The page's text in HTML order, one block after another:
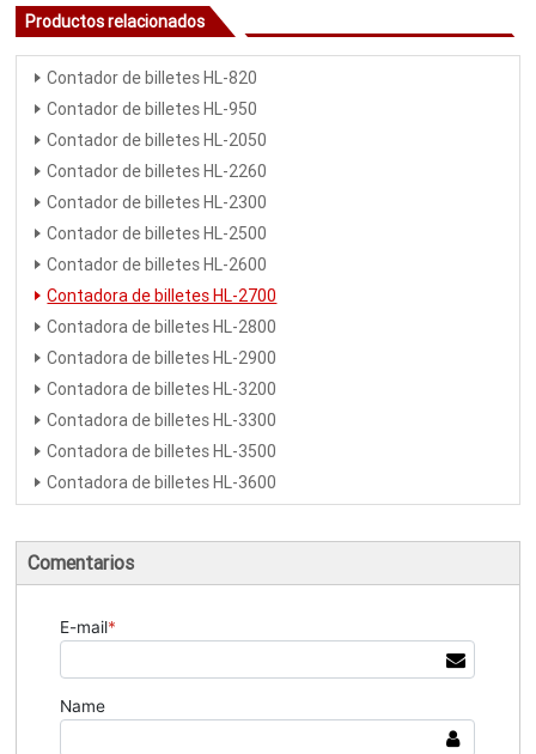
Productos relacionados
Contador de billetes HL-820
Contador de billetes HL-950
Contador de billetes HL-2050
Contador de billetes HL-2260
Contador de billetes HL-2300
Contador de billetes HL-2500
Contador de billetes HL-2600
Contadora de billetes HL-2700
Contadora de billetes HL-2800
Contadora de billetes HL-2900
Contadora de billetes HL-3200
Contadora de billetes HL-3300
Contadora de billetes HL-3500
Contadora de billetes HL-3600
Comentarios